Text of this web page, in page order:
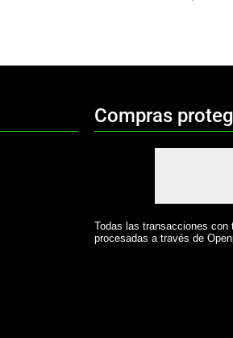
Compras
Todas las transacciones con
procesadas a través de